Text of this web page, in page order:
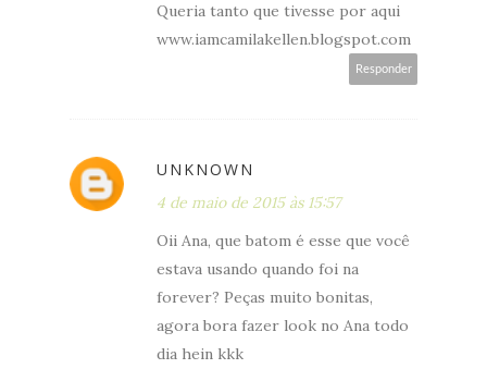
Queria tanto que tivesse por aqui
www.iamcamilakellen.blogspot.com
Responder
UNKNOWN
4 de maio de 2015 às 15:57
Oii Ana, que batom é esse que você
estava usando quando foi na
forever? Peças muito bonitas,
agora bora fazer look no Ana todo
dia hein kkk